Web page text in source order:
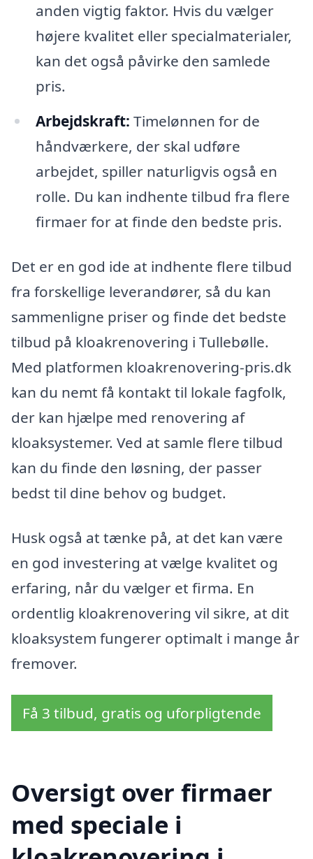
anden vigtig faktor. Hvis du vælger
højere kvalitet eller specialmaterialer,
kan det også påvirke den samlede
pris.
Arbejdskraft: Timelønnen for de
håndværkere, der skal udføre
arbejdet, spiller naturligvis også en
rolle. Du kan indhente tilbud fra flere
firmaer for at finde den bedste pris.
Det er en god ide at indhente flere tilbud
fra forskellige leverandører, så du kan
sammenligne priser og finde det bedste
tilbud på kloakrenovering i Tullebølle.
Med platformen kloakrenovering-pris.dk
kan du nemt få kontakt til lokale fagfolk,
der kan hjælpe med renovering af
kloaksystemer. Ved at samle flere tilbud
kan du finde den løsning, der passer
bedst til dine behov og budget.
Husk også at tænke på, at det kan være
en god investering at vælge kvalitet og
erfaring, når du vælger et firma. En
ordentlig kloakrenovering vil sikre, at dit
kloaksystem fungerer optimalt i mange år
fremover.
Få 3 tilbud, gratis og uforpligtende
Oversigt over firmaer
med speciale i